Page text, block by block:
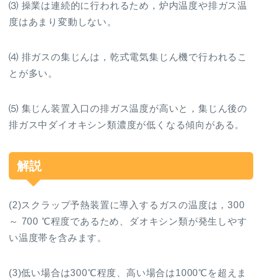
⑶ 操業は連続的に行われるため，炉内温度や排ガス温
度はあまり変動しない。
⑷ 排ガスの集じんは，乾式電気集じん機で行われるこ
とが多い。
⑸ 集じん装置入口の排ガス温度が高いと，集じん後の
排ガス中ダイオキシン類濃度が低くなる傾向がある。
解説
(2)スクラップ予熱装置に導入するガスの温度は，300
～ 700 ℃程度であるため、ダオキシン類が発生しやす
い温度帯を含みます。
(3)低い場合は300℃程度、高い場合は1000℃ を超えま